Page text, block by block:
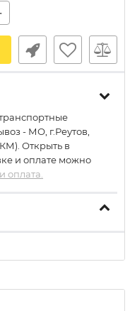
- МО, г.Реутов,
Открыть в
и оплате можно
оплата.